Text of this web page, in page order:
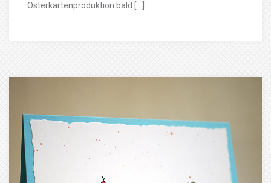
Osterkartenproduktion bald […]